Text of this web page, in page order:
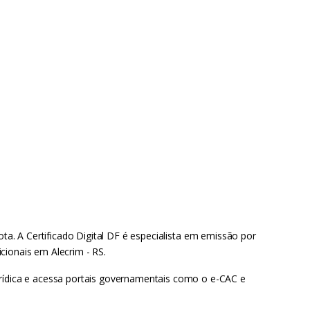
A Certificado Digital DF é especialista em emissão por
em Alecrim - RS.
e acessa portais governamentais como o e-CAC e